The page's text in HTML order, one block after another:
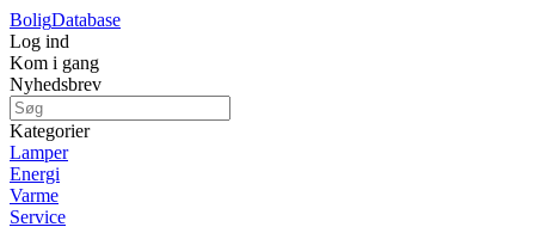
BoligDatabase
Log ind
Kom i gang
Nyhedsbrev
Kategorier
Lamper
Energi
Varme
Service